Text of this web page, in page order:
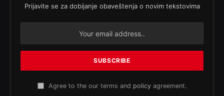
Prijavite se za dobijanje obaveštenja o novim tekstovima
Agree to the our terms and policy agreement.